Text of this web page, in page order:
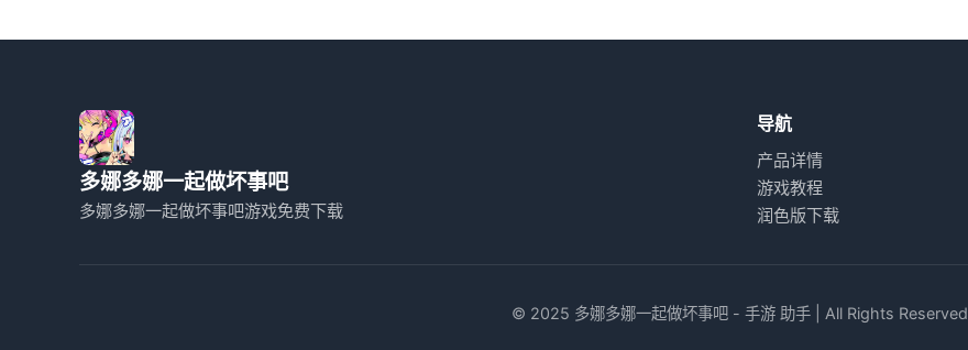
多娜多娜一起做坏事吧
多娜多娜一起做坏事吧游戏免费下载
导航
产品详情
游戏教程
润色版下载
© 2025 多娜多娜一起做坏事吧 - 手游 助手 | All Rights Reserved